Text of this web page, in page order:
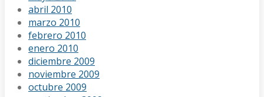
abril 2010
marzo 2010
febrero 2010
enero 2010
diciembre 2009
noviembre 2009
octubre 2009